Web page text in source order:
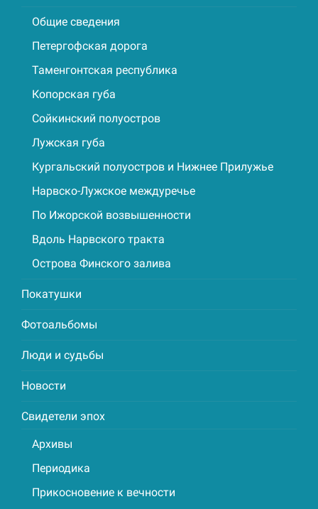
Общие сведения
Петергофская дорога
Таменгонтская республика
Копорская губа
Сойкинский полуостров
Лужская губа
Кургальский полуостров и Нижнее Прилужье
Нарвско-Лужское междуречье
По Ижорской возвышенности
Вдоль Нарвского тракта
Острова Финского залива
Покатушки
Фотоальбомы
Люди и судьбы
Новости
Свидетели эпох
Архивы
Периодика
Прикосновение к вечности